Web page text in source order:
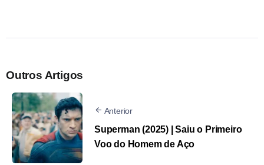
Outros Artigos
Anterior
Superman (2025) | Saiu o Primeiro
Voo do Homem de Aço